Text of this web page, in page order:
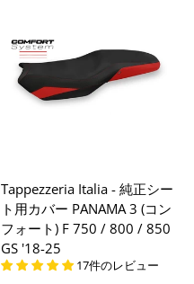
Tappezzeria Italia - 純正シー
ト用カバー PANAMA 3 (コン
フォート) F 750 / 800 / 850
GS '18-25
17件のレビュー